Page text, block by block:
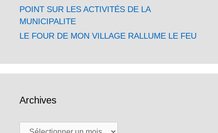
POINT SUR LES ACTIVITÉS DE LA
MUNICIPALITE
LE FOUR DE MON VILLAGE RALLUME LE FEU
Archives
Archives